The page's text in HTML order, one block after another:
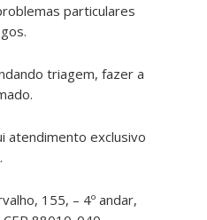
particulares
triagem, fazer a
atendimento exclusivo
155, – 4º andar,